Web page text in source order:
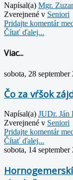
Napísal(a) Mgr.
Zverejnené v Seniori
Pridajte komentár
Čítať ďalej...
Viac...
sobota, 28
Čo za vŕšok
Napísal(a) JUDr. Ján
Zverejnené v Seniori
Pridajte komentár
Čítať ďalej...
sobota, 14